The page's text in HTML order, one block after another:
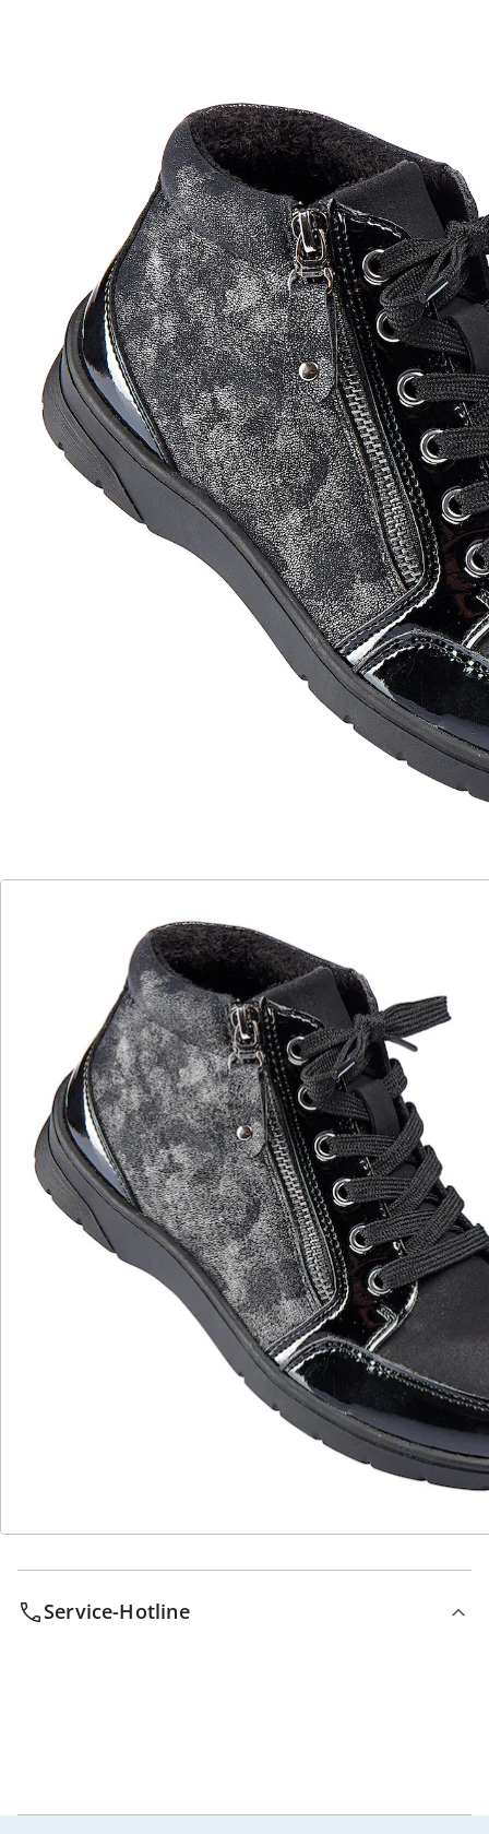
Bei Verfügbarkeit erinnern
Derzeit nicht lieferbar
So trendy sieht Komfort aus!
Die sportive Stiefelette von WONDERWALK in trendigen
Materialien, wie die edle Nubuk-Optik und die Lack-
Einsätze, zeigt zu jeder Jahreszeit, was sie kann. Die
passende Weite der Stiefelette wird beim ersten
Anziehen einfach mit den Schnür senkeln eingestellt.
Durch den zusätzlichen Reißverschluss bleibt diese
Anpassung erhalten und der Ein- und Ausstieg ist
besonders leicht. Komfortables Übergangsfutter,
robuste Decksohle: Sie spüren den angenehmen
Tragekomfort. Schafthöhe: 7 cm.
Katalog bestellen
Newsletter abonnieren
Wir sind für Sie da
Service-Hotline